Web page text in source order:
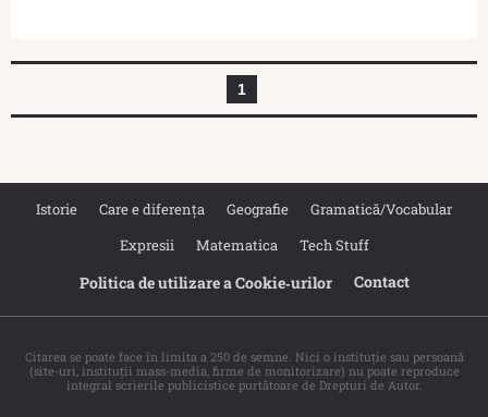
1
Istorie Care e diferența Geografie
Gramatică/Vocabular
Expresii
Matematica Tech Stuff
Politica de utilizare a Cookie‐urilor Contact
Citarea se poate face în limita a 250 de semne. Nici o instituţie sau persoană
(site-uri, instituţii mass-media, firme de monitorizare) nu poate reproduce
integral scrierile publicistice purtătoare de Drepturi de Autor.